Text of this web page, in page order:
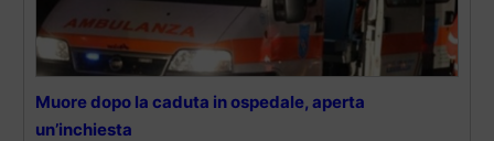
Muore dopo la caduta in ospedale, aperta
un’inchiesta